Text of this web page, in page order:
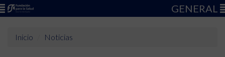
GENERAL
Inicio Noticias